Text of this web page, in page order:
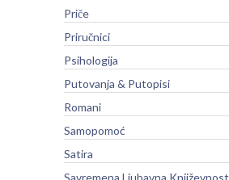
Priče
Priručnici
Psihologija
Putovanja & Putopisi
Romani
Samopomoć
Satira
Savremena Ljubavna Književnost